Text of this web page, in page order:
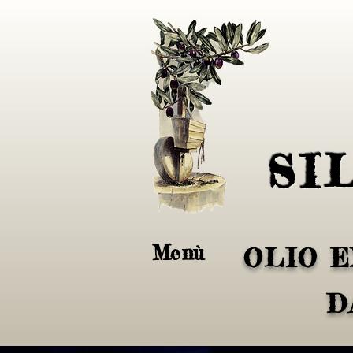
Menù
OLIO